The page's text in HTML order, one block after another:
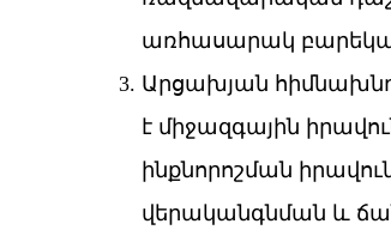
առհասարակ
Արցախյան
է միջազգային
ինքնորոշման
վերականգնման և